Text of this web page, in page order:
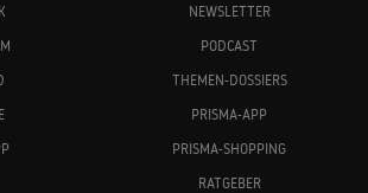
NEWSLETTER
PODCAST
THEMEN-DOSSIERS
PRISMA-APP
PRISMA-SHOPPING
RATGEBER